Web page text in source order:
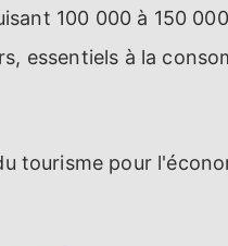
100 000 à 150
essentiels à la
tourisme pour